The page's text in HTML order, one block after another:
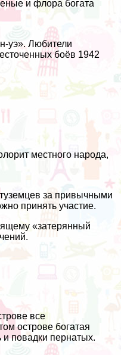
и флора богата
уэ». Любители
боёв 1942
местного народа,
за привычными
принять участие.
«затерянный
все
острове богатая
повадки пернатых.